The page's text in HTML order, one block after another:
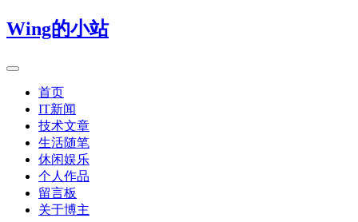
Wing的小站
首页
IT新闻
技术文章
生活随笔
休闲娱乐
个人作品
留言板
关于博主